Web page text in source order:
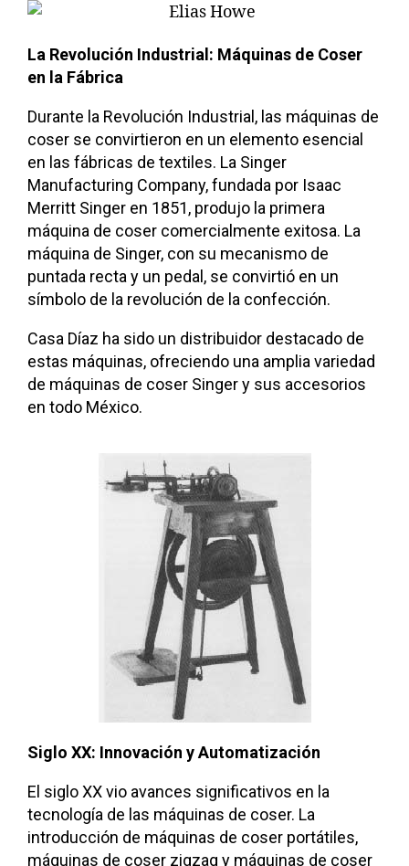
La Revolución Industrial: Máquinas de Coser
en la Fábrica
Durante la Revolución Industrial, las máquinas de
coser se convirtieron en un elemento esencial
en las fábricas de textiles. La Singer
Manufacturing Company, fundada por Isaac
Merritt Singer en 1851, produjo la primera
máquina de coser comercialmente exitosa. La
máquina de Singer, con su mecanismo de
puntada recta y un pedal, se convirtió en un
símbolo de la revolución de la confección.
Casa Díaz ha sido un distribuidor destacado de
estas máquinas, ofreciendo una amplia variedad
de máquinas de coser Singer y sus accesorios
en todo México.
Siglo XX: Innovación y Automatización
El siglo XX vio avances significativos en la
tecnología de las máquinas de coser. La
introducción de máquinas de coser portátiles,
máquinas de coser zigzag y máquinas de coser